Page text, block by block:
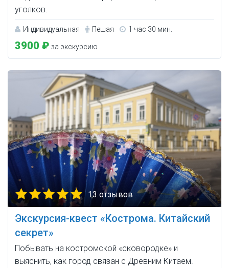
уголков.
Индивидуальная Пешая 1 час 30 мин.
3900 ₽ за экскурсию
13 отзывов
Экскурсия-квест «Кострома. Китайский
секрет»
Побывать на костромской «сковородке» и
выяснить, как город связан с Древним Китаем.